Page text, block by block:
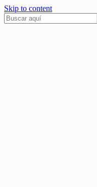
Skip to content